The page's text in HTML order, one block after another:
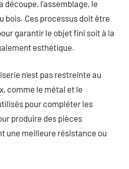
l’assemblage, le
bois. Ces processus doit être
garantir le objet fini soit à la
esthétique.
n’est pas restreinte au
comme le métal et le
pour compléter les
produire des pièces
une meilleure résistance ou